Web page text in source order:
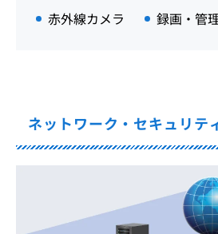
赤外線カメラ
録画・管
ネットワーク・セキュリテ